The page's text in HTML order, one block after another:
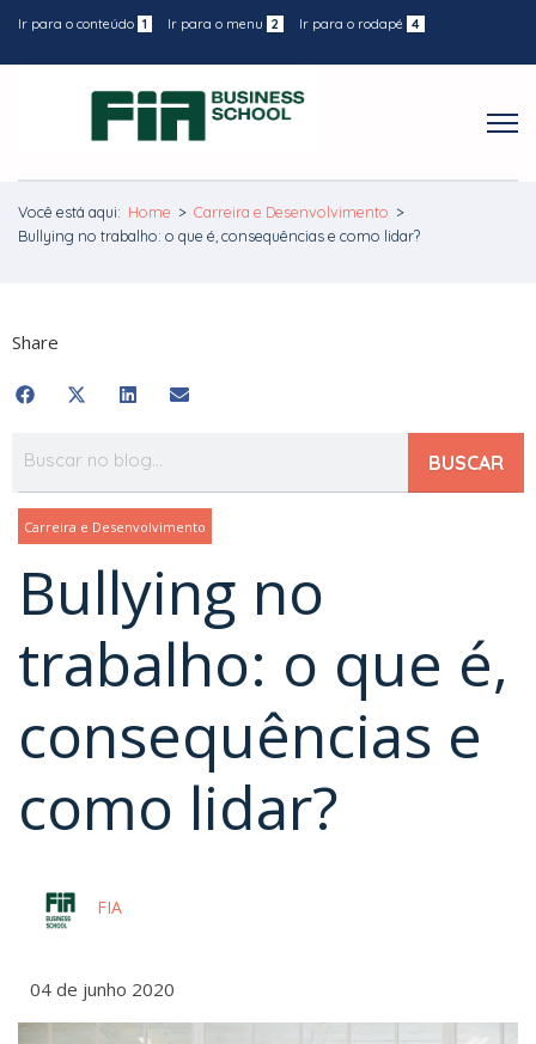
Ir para o conteúdo 1 Ir para o menu 2 Ir para o rodapé 4
Você está aqui: Home > Carreira e Desenvolvimento >
Bullying no trabalho: o que é, consequências e como lidar?
Share
BUSCAR
Carreira e Desenvolvimento
Bullying no
trabalho: o que é,
consequências e
como lidar?
FIA
04 de junho 2020